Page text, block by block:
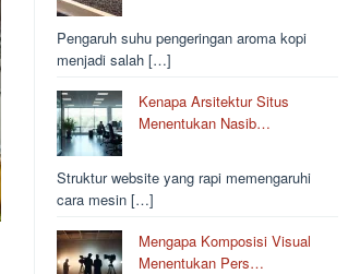
Pengaruh suhu pengeringan aroma kopi
menjadi salah […]
Kenapa Arsitektur Situs
Menentukan Nasib…
Struktur website yang rapi memengaruhi
cara mesin […]
Mengapa Komposisi Visual
Menentukan Pers…